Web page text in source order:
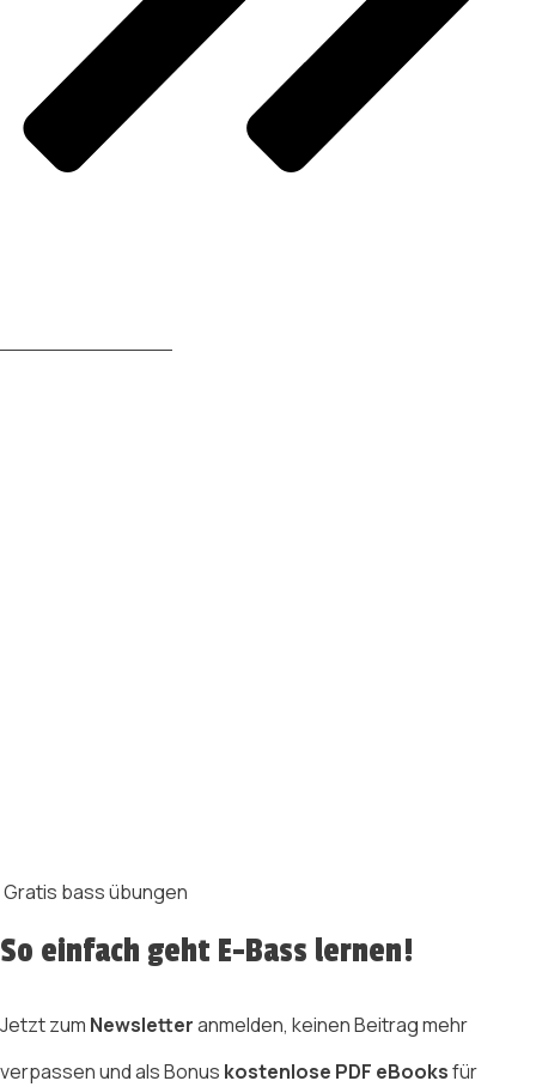
Gratis bass übungen
So einfach geht E-Bass lernen!
Jetzt zum Newsletteranmelden, keinen Beitrag mehr
verpassen und als Bonus kostenlose PDF eBooksfür